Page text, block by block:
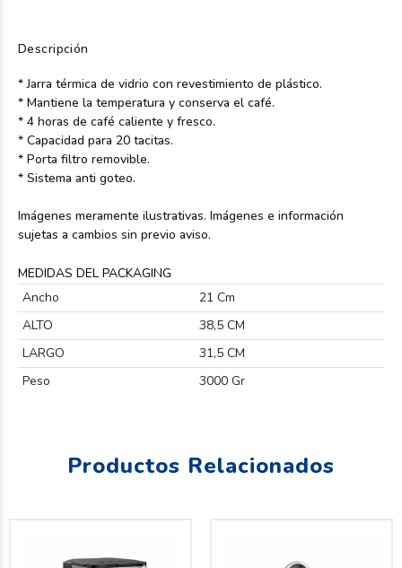
Descripción
* Jarra térmica de vidrio con revestimiento de plástico.
* Mantiene la temperatura y conserva el café.
* 4 horas de café caliente y fresco.
* Capacidad para 20 tacitas.
* Porta filtro removible.
* Sistema anti goteo.
Imágenes meramente ilustrativas. Imágenes e información
sujetas a cambios sin previo aviso.
MEDIDAS DEL PACKAGING
Ancho
21 Cm
ALTO
38,5 CM
LARGO
31,5 CM
Peso
3000 Gr
Productos Relacionados